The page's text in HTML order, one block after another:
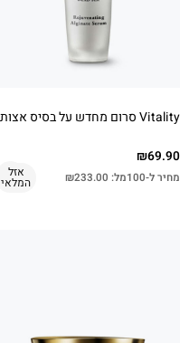
Vitality סרום מחדש על בסיס אצות
₪69.90
מחיר ל-100מל: ₪233.00 אזל
המלאי